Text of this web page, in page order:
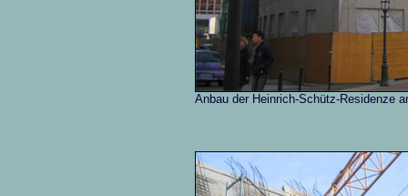
Anbau der Heinrich-Schütz-Residenze